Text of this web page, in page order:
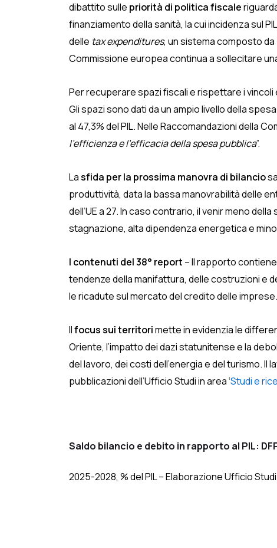
dibattito sulle priorità di politica fiscale
finanziamento della sanità, la cui incidenza sul
delle tax expenditures, un sistema composto
Commissione europea continua a sollecitare
Per recuperare spazi fiscali e rispettare i
Gli spazi sono dati da un ampio livello della
al 47,3% del PIL. Nelle Raccomandazioni della
l’efficienza e l’efficacia della spesa pubblica”.
Lasfida per la prossima manovra di bilancio
produttività, data la bassa manovrabilità delle
dell’UE a 27. In caso contrario, il venir meno
stagnazione, alta dipendenza energetica e
I contenuti del 38° report – Il rapporto
tendenze della manifattura, delle costruzioni e
le ricadute sul mercato del credito delle imprese.
Ilfocus sui territorimette in evidenzia le
Oriente, l’impatto dei dazi statunitense e la
del lavoro, dei costi dell’energia e del turismo. Il
pubblicazioni dell’Ufficio Studi in area ‘Studi e
Saldo bilancio e debito in rapporto al PIL:
2025-2028, % del PIL – Elaborazione Ufficio